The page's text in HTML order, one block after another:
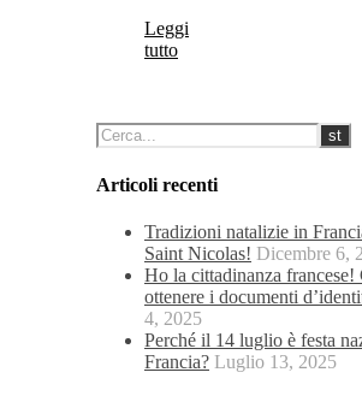
Leggi
tutto
Articoli recenti
Tradizioni natalizie in
Saint Nicolas! Dicembre 6,
Ho la cittadinanza francese!
ottenere i documenti
4, 2025
Perché il 14 luglio è festa
Francia? Luglio 13, 2025